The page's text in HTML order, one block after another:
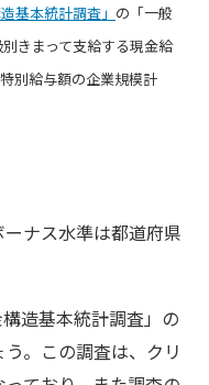
本統計調査」 の「一般
きまって支給する現金給
別給与額の企業規模計
ナス水準は都道府県
造基本統計調査」の
。この調査は、クリ